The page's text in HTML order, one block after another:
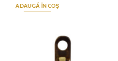
ADAUGĂ ÎN COȘ